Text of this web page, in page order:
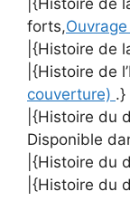
|{Histoire de
forts,Ouvrage
|{Histoire de
|{Histoire de
couverture) .}
|{Histoire du
Disponible
|{Histoire du
|{Histoire du